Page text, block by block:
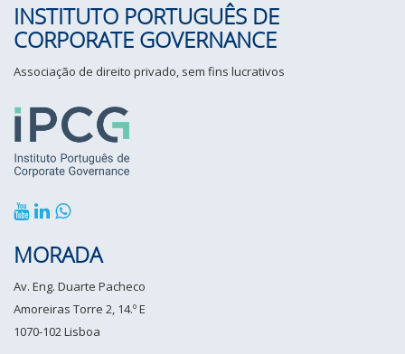
INSTITUTO PORTUGUÊS DE
CORPORATE GOVERNANCE
Associação de direito privado, sem fins lucrativos
MORADA
Av. Eng. Duarte Pacheco
Amoreiras Torre 2, 14.º E
1070-102 Lisboa